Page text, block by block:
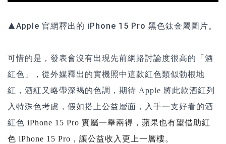
▲Apple 官網釋出的 iPhone 15 Pro 黑色鈦金屬圖片。
可惜的是，發表會沒有出現先前網路討論度很高的「酒
紅色」
，從外媒釋出的實機照中這款紅色類似勃根地
紅，酒紅又略帶深褐的色調，期待 Apple 將此款酒紅列
入特殊色考慮，假如搭上公益層面，入手一支好看的酒
紅色 iPhone 15 Pro 實屬一舉兩得，蘋果也有望借助紅
色 iPhone 15 Pro ，讓公益收入更上一層樓。